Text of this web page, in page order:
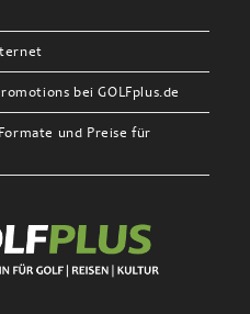
bei GOLFplus.de
und Preise für